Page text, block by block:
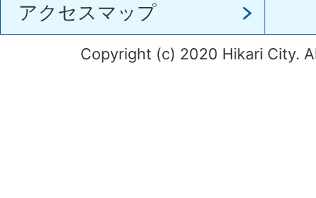
アクセスマップ
Copyright (c) 2020 Hikari City.